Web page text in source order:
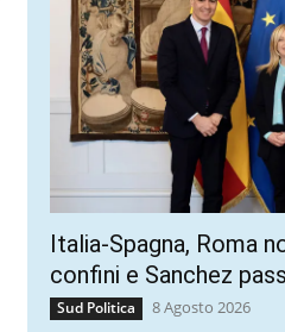
Italia-Spagna, Roma
confini e Sanchez
Sud Politica 8 Agosto 2026